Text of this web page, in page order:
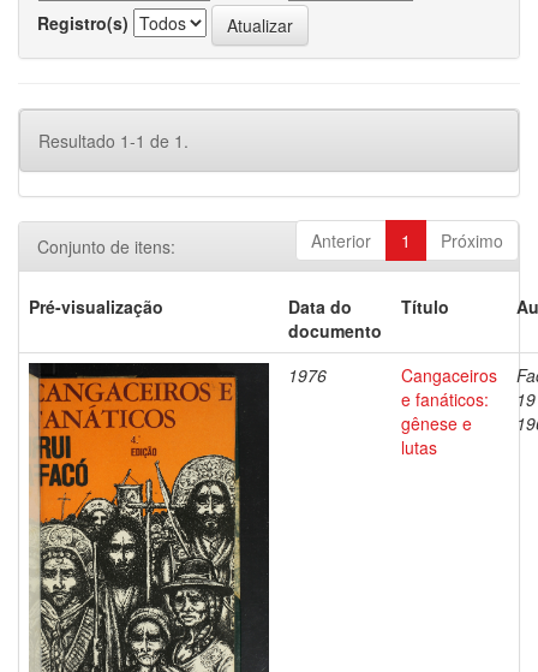
Registro(s)
Resultado 1-1 de 1.
Anterior 1 Próximo
Conjunto de itens:
Pré-visualização
Data do
documento
Título
1976
Cangaceiros
e fanáticos:
gênese e
lutas